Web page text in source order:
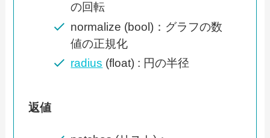
の回転
normalize (bool)：グラフの数
値の正規化
radius (float) : 円の半径
返値